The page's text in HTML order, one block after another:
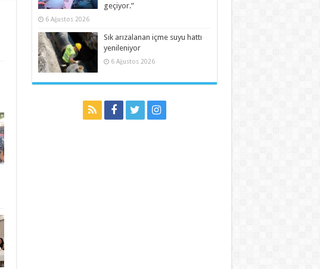
geçiyor.”
6 Ağustos 2026
Sık arızalanan içme suyu hattı
yenileniyor
6 Ağustos 2026